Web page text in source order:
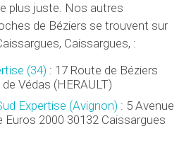
plus juste. Nos autres
de Béziers se trouvent sur
Caissargues, :
(34) : 17 Route de Béziers
Védas (HERAULT)
Expertise (Avignon) : 5 Avenue
Euros 2000 30132 Caissargues